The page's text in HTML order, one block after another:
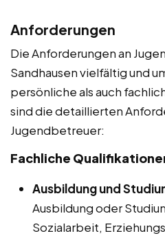
Anforderungen
Die Anforderungen an
Sandhausen vielfältig und
persönliche als auch
sind die detaillierten
Jugendbetreuer:
Fachliche
Ausbildung und
Ausbildung oder
Sozialarbeit,